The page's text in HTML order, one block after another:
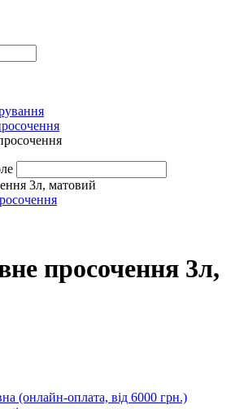
3л, матовий
просочення 3л,
(онлайн-оплата, від 6000 грн.)